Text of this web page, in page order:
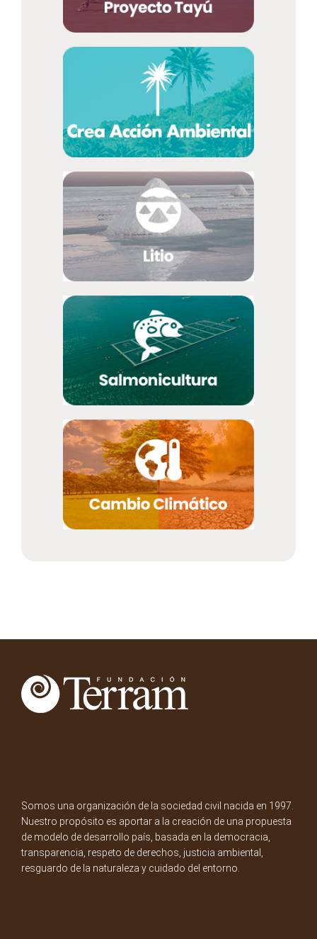
Somos una organización de la sociedad civil nacida en 1997.
Nuestro propósito es aportar a la creación de una propuesta
de modelo de desarrollo país, basada en la democracia,
transparencia, respeto de derechos, justicia ambiental,
resguardo de la naturaleza y cuidado del entorno.